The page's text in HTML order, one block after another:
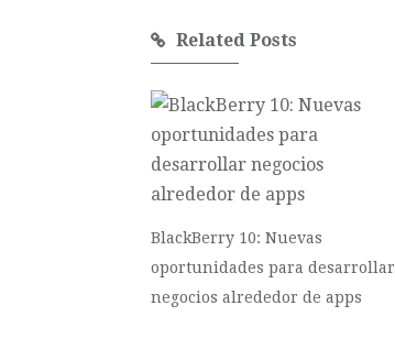
Related Posts
BlackBerry 10: Nuevas
oportunidades para desarrollar
negocios alrededor de apps